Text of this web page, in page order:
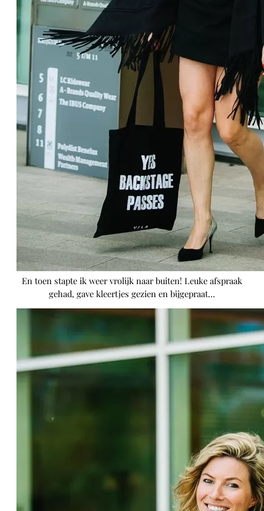
En toen stapte ik weer vrolijk naar buiten! Leuke afspraak
gehad, gave kleertjes gezien en bijgepraat…